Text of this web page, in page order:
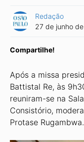
Redação
27 de junho
Compartilhe!
Após a missa
Battistal Re, às
reuniram-se na
Consistório,
Protase Rugambwa.